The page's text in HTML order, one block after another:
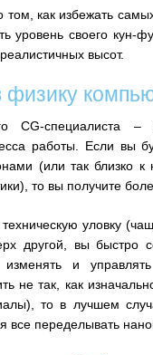
том, как избежать
уровень своего
высот.
физику
CG-специалиста –
работы. Если вы
(или так близко
то вы получите
уловку
другой, вы быстро
изменять и
не так, как
то в лучшем
все переделывать